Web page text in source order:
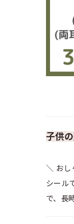
子供
＼ おし
シール
で、長